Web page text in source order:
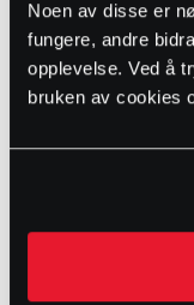
Noen av disse er
fungere, andre
opplevelse. Ved å
bruken av cookies
5507627
5507628